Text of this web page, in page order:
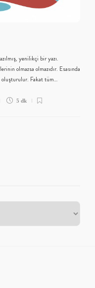
yenilikçi bir yazı.
olmazsa olmazıdır. Esasında
Fakat tüm…
5 dk